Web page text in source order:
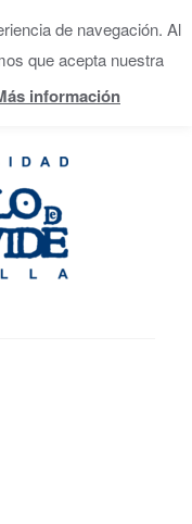
de navegación. Al
que acepta nuestra
información